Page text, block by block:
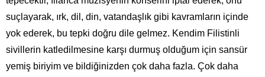
suçlayarak, ırk, dil, din, vatandaşlık gibi kavramların içinde
yok ederek, bu tepki doğru dile gelmez. Kendim Filistinli
sivillerin katledilmesine karşı durmuş olduğum için sansür
yemiş biriyim ve bildiğinizden çok daha fazla. Çok daha